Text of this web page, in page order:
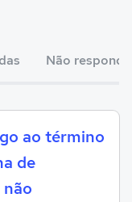
Não
ao término
de